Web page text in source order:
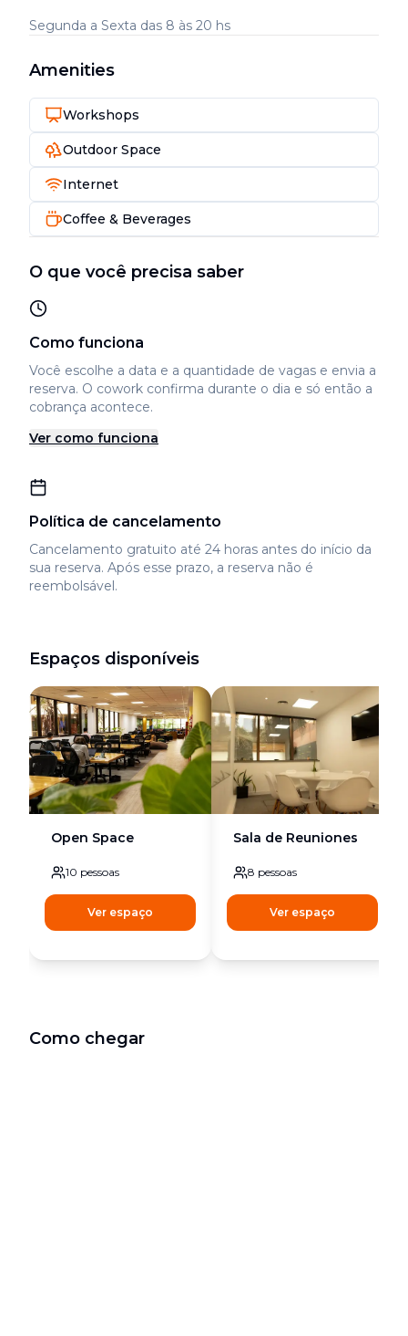
Segunda a Sexta das 8 às 20 hs
Amenities
Workshops
Outdoor Space
Internet
Coffee & Beverages
O que você precisa saber
Como funciona
Você escolhe a data e a quantidade de vagas e envia a
reserva. O cowork confirma durante o dia e só então a
cobrança acontece.
Ver como funciona
Política de cancelamento
Cancelamento gratuito até 24 horas antes do início da
sua reserva. Após esse prazo, a reserva não é
reembolsável.
Espaços disponíveis
Open Space
10 pessoas
Ver espaço
Sala de Reuniones
8 pessoas
Ver espaço
Como chegar